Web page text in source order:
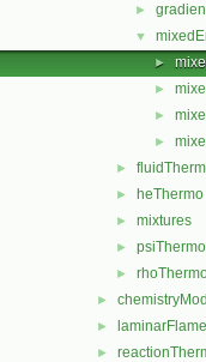
►
▼
►
►
►
►
►
► heThermo
► mixtures
► psiThermo
►
►
►
►